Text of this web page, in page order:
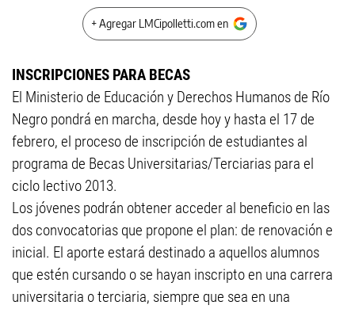
+ Agregar LMCipolletti.com en
INSCRIPCIONES PARA BECAS
El Ministerio de Educación y Derechos Humanos de Río
Negro pondrá en marcha, desde hoy y hasta el 17 de
febrero, el proceso de inscripción de estudiantes al
programa de Becas Universitarias/Terciarias para el
ciclo lectivo 2013.
Los jóvenes podrán obtener acceder al beneficio en las
dos convocatorias que propone el plan: de renovación e
inicial. El aporte estará destinado a aquellos alumnos
que estén cursando o se hayan inscripto en una carrera
universitaria o terciaria, siempre que sea en una